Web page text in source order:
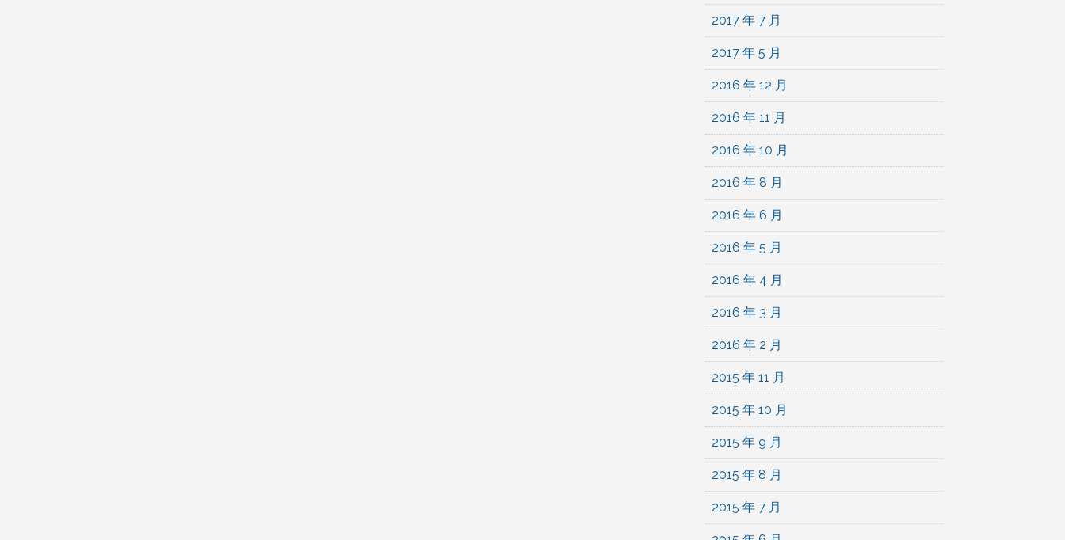
2017 年 7 月
2017 年 5 月
2016 年 12 月
2016 年 11 月
2016 年 10 月
2016 年 8 月
2016 年 6 月
2016 年 5 月
2016 年 4 月
2016 年 3 月
2016 年 2 月
2015 年 11 月
2015 年 10 月
2015 年 9 月
2015 年 8 月
2015 年 7 月